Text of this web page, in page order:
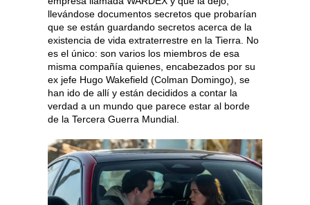
llevándose documentos secretos que probarían
que se están guardando secretos acerca de la
existencia de vida extraterrestre en la Tierra. No
es el único: son varios los miembros de esa
misma compañía quienes, encabezados por su
ex jefe Hugo Wakefield (Colman Domingo), se
han ido de allí y están decididos a contar la
verdad a un mundo que parece estar al borde
de la Tercera Guerra Mundial.